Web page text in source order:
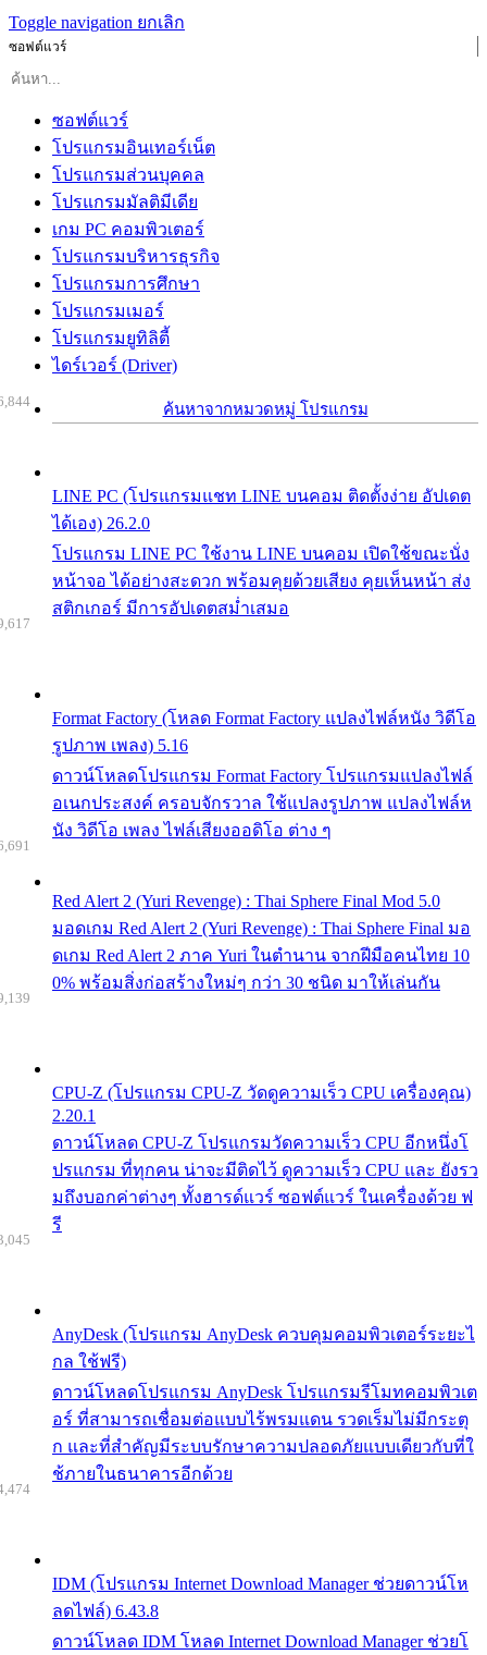
Toggle navigation ยกเลิก
ซอฟต์แวร์
ซอฟต์แวร์
โปรแกรมอินเทอร์เน็ต
โปรแกรมส่วนบุคคล
โปรแกรมมัลติมีเดีย
เกม PC คอมพิวเตอร์
โปรแกรมบริหารธุรกิจ
โปรแกรมการศึกษา
โปรแกรมเมอร์
โปรแกรมยูทิลิตี้
ไดร์เวอร์ (Driver)
ค้นหาจากหมวดหมู่ โปรแกรม
LINE PC (โปรแกรมแชท LINE บนคอม ติดตั้งง่าย อัปเดต
ได้เอง) 26.2.0
โปรแกรม LINE PC ใช้งาน LINE บนคอม เปิดใช้ขณะนั่ง
หน้าจอ ได้อย่างสะดวก พร้อมคุยด้วยเสียง คุยเห็นหน้า ส่ง
สติกเกอร์ มีการอัปเดตสม่ำเสมอ
Format Factory (โหลด Format Factory แปลงไฟล์หนัง วิดีโอ
รูปภาพ เพลง) 5.16
ดาวน์โหลดโปรแกรม Format Factory โปรแกรมแปลงไฟล์
อเนกประสงค์ ครอบจักรวาล ใช้แปลงรูปภาพ แปลงไฟล์ห
นัง วิดีโอ เพลง ไฟล์เสียงออดิโอ ต่าง ๆ
Red Alert 2 (Yuri Revenge) : Thai Sphere Final Mod 5.0
มอดเกม Red Alert 2 (Yuri Revenge) : Thai Sphere Final มอ
ดเกม Red Alert 2 ภาค Yuri ในตำนาน จากฝีมือคนไทย 10
0% พร้อมสิ่งก่อสร้างใหม่ๆ กว่า 30 ชนิด มาให้เล่นกัน
CPU-Z (โปรแกรม CPU-Z วัดดูความเร็ว CPU เครื่องคุณ)
2.20.1
ดาวน์โหลด CPU-Z โปรแกรมวัดความเร็ว CPU อีกหนึ่งโ
ปรแกรม ที่ทุกคน น่าจะมีติดไว้ ดูความเร็ว CPU และ ยังรว
มถึงบอกค่าต่างๆ ทั้งฮารด์แวร์ ซอฟต์แวร์ ในเครื่องด้วย ฟ
รี
AnyDesk (โปรแกรม AnyDesk ควบคุมคอมพิวเตอร์ระยะไ
กล ใช้ฟรี)
ดาวน์โหลดโปรแกรม AnyDesk โปรแกรมรีโมทคอมพิวเต
อร์ ที่สามารถเชื่อมต่อแบบไร้พรมแดน รวดเร็มไม่มีกระตุ
ก และที่สำคัญมีระบบรักษาความปลอดภัยแบบเดียวกับที่ใ
ช้ภายในธนาคารอีกด้วย
IDM (โปรแกรม Internet Download Manager ช่วยดาวน์โห
ลดไฟล์) 6.43.8
ดาวน์โหลด IDM โหลด Internet Download Manager ช่วยโ